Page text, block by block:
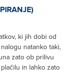
ki jih dobi od
natanko taki,
zato ob prilivu
in lahko zato